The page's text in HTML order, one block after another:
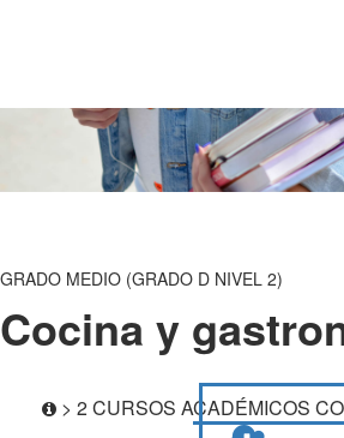
GRADO MEDIO (GRADO D NIVEL 2)
Cocina y
> 2 CURSOS ACADÉMICOS